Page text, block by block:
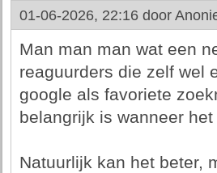
01-06-2026, 22:16 door
Man man man wat een
reaguurders die zelf wel
google als favoriete
belangrijk is wanneer
Natuurlijk kan het beter,